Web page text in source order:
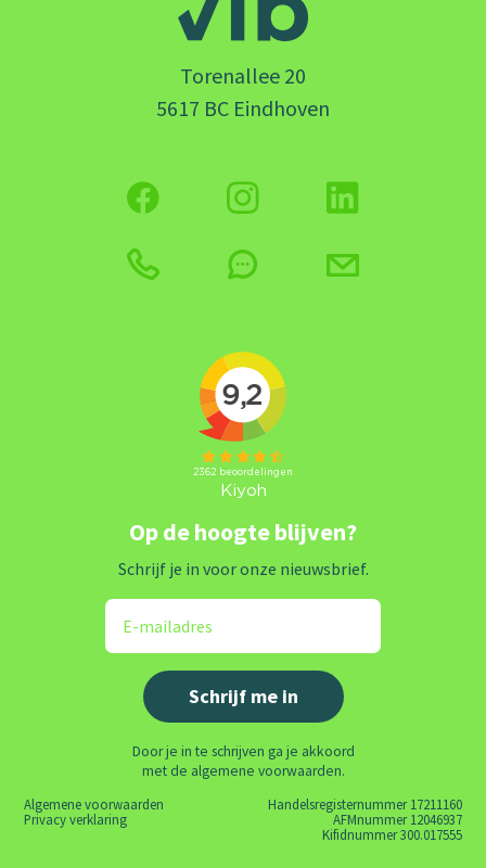
Torenallee 20
5617 BC Eindhoven
Op de hoogte blijven?
Schrijf je in voor onze nieuwsbrief.
Door je in te schrijven ga je akkoord
met de algemene voorwaarden.
Algemene voorwaarden
Privacy verklaring
Handelsregisternummer 17211160
AFMnummer 12046937
Kifidnummer 300.017555